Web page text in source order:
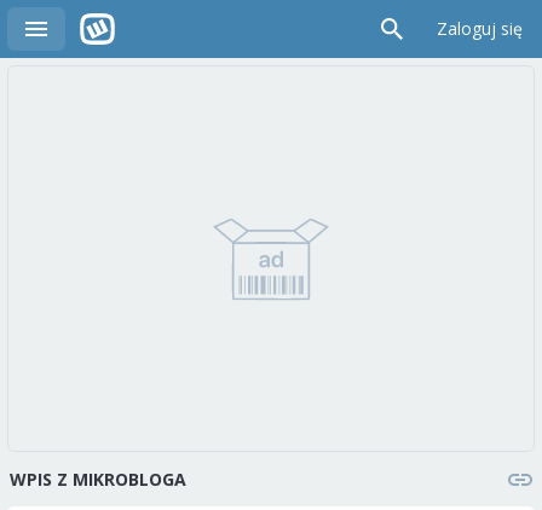
Zaloguj się
WPIS Z MIKROBLOGA